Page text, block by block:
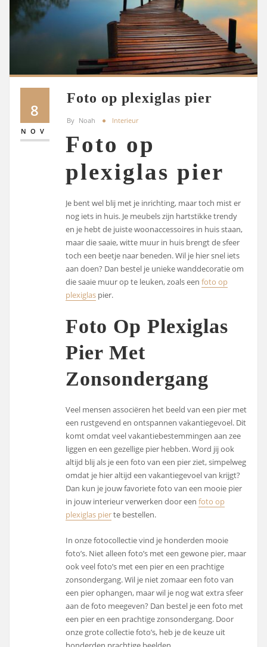
8
NOV
Foto op plexiglas pier
By Noah Interieur
Foto op
plexiglas pier
Je bent wel blij met je inrichting, maar toch mist er
nog iets in huis. Je meubels zijn hartstikke trendy
en je hebt de juiste woonaccessoires in huis staan,
maar die saaie, witte muur in huis brengt de sfeer
toch een beetje naar beneden. Wil je hier snel iets
aan doen? Dan bestel je unieke wanddecoratie om
die saaie muur op te leuken, zoals eenfoto op
plexiglas pier.
Foto Op Plexiglas
Pier Met
Zonsondergang
Veel mensen associëren het beeld van een pier met
een rustgevend en ontspannen vakantiegevoel. Dit
komt omdat veel vakantiebestemmingen aan zee
liggen en een gezellige pier hebben. Word jij ook
altijd blij als je een foto van een pier ziet, simpelweg
omdat je hier altijd een vakantiegevoel van krijgt?
Dan kun je jouw favoriete foto van een mooie pier
in jouw interieur verwerken door eenfoto op
plexiglas pierte bestellen.
In onze fotocollectie vind je honderden mooie
foto’s. Niet alleen foto’s met een gewone pier, maar
ook veel foto’s met een pier en een prachtige
zonsondergang. Wil je niet zomaar een foto van
een pier ophangen, maar wil je nog wat extra sfeer
aan de foto meegeven? Dan bestel je een foto met
een pier en een prachtige zonsondergang. Door
onze grote collectie foto’s, heb je de keuze uit